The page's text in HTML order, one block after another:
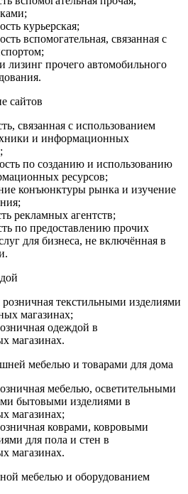
курьерская;
вспомогательная, связанная с
прочего автомобильного
сайтов
связанная с использованием
и информационных
по созданию и использованию
ресурсов;
конъюнктуры рынка и изучение
рекламных агентств;
по предоставлению прочих
для бизнеса, не включённая в
текстильными изделиями
магазинах;
одеждой в
магазинах.
мебелью и товарами для дома
мебелью, осветительными
бытовыми изделиями в
магазинах;
коврами, ковровыми
для пола и стен в
магазинах.
мебелью и оборудованием